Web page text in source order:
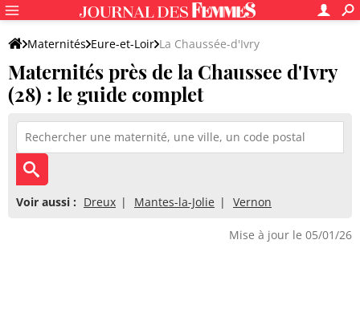
Maternités Eure-et-Loir La Chaussée-d'Ivry
Maternités près de la Chaussee d'Ivry
(28) : le guide complet
Voir aussi : Dreux Mantes-la-Jolie Vernon
Mise à jour le 05/01/26